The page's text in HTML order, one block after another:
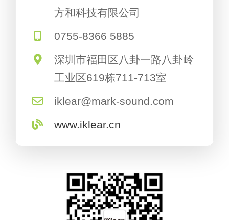
方和科技有限公司
0755-8366 5885
深圳市福田区八卦一路八卦岭
工业区619栋711-713室
iklear@mark-sound.com
www.iklear.cn